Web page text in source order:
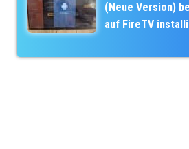
e
n
(Neue Version)
auf FireTV